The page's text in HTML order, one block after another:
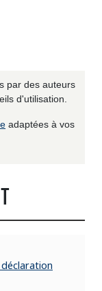
par des auteurs
d'utilisation.
adaptées à vos